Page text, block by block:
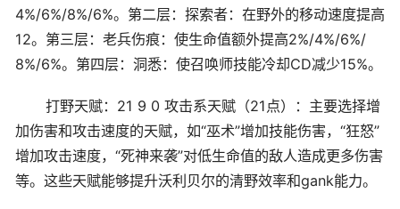
4%/6%/8%/6%。第二层：探索者：在野外的移动速度提高
12。第三层：老兵伤痕：使生命值额外提高2%/4%/6%/
8%/6%。第四层：洞悉：使召唤师技能冷却CD减少15%。
打野天赋：21 9 0 攻击系天赋（21点）：主要选择增
加伤害和攻击速度的天赋，如“巫术”增加技能伤害，“狂怒”
增加攻击速度，“死神来袭”对低生命值的敌人造成更多伤害
等。这些天赋能够提升沃利贝尔的清野效率和gank能力。